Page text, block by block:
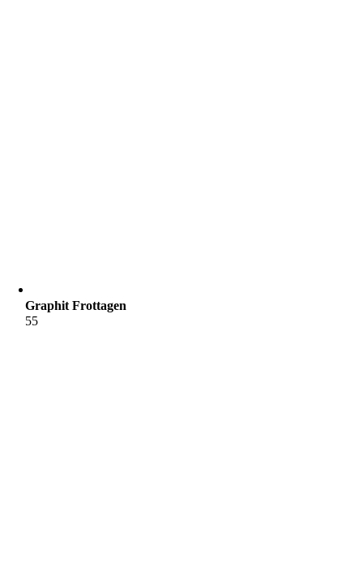
Graphit Frottagen
55